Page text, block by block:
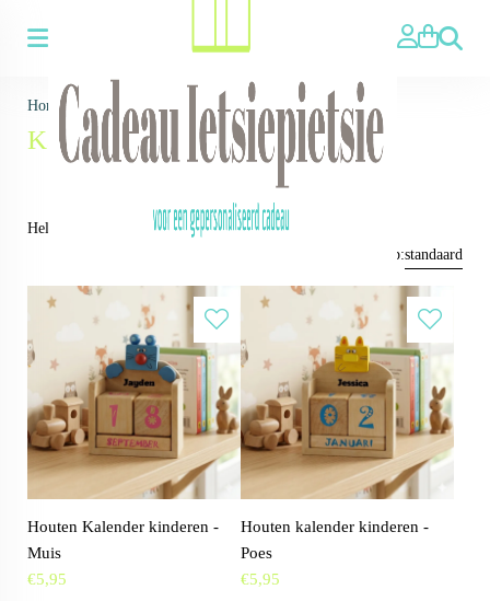
Zoeken
Home > Voor wie ▼ >Voor Kinderen>Kalenders
Kalenders
Hele leuke houten kalenders
Sorteren op:standaard
Houten Kalender kinderen -
Muis
€5,95
Houten kalender kinderen -
Poes
€5,95